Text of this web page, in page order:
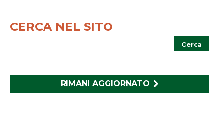
CERCA NEL SITO
RIMANI AGGIORNATO